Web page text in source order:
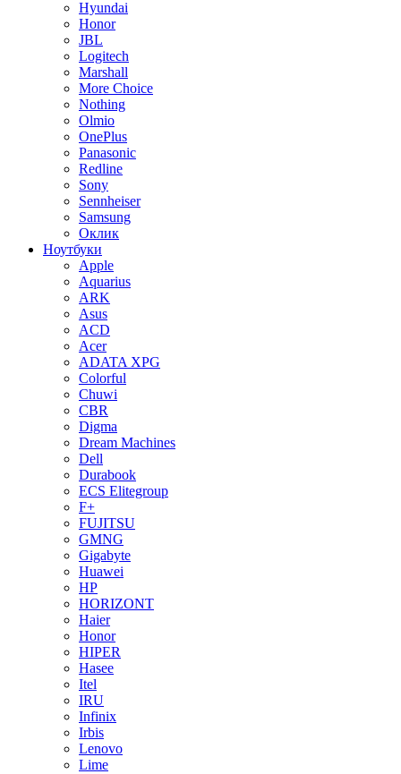
Hyundai
Honor
JBL
Logitech
Marshall
More Choice
Nothing
Olmio
OnePlus
Panasonic
Redline
Sony
Sennheiser
Samsung
Оклик
Ноутбуки
Apple
Aquarius
ARK
Asus
ACD
Acer
ADATA XPG
Colorful
Chuwi
CBR
Digma
Dream Machines
Dell
Durabook
ECS Elitegroup
F+
FUJITSU
GMNG
Gigabyte
Huawei
HP
HORIZONT
Haier
Honor
HIPER
Hasee
Itel
IRU
Infinix
Irbis
Lenovo
Lime